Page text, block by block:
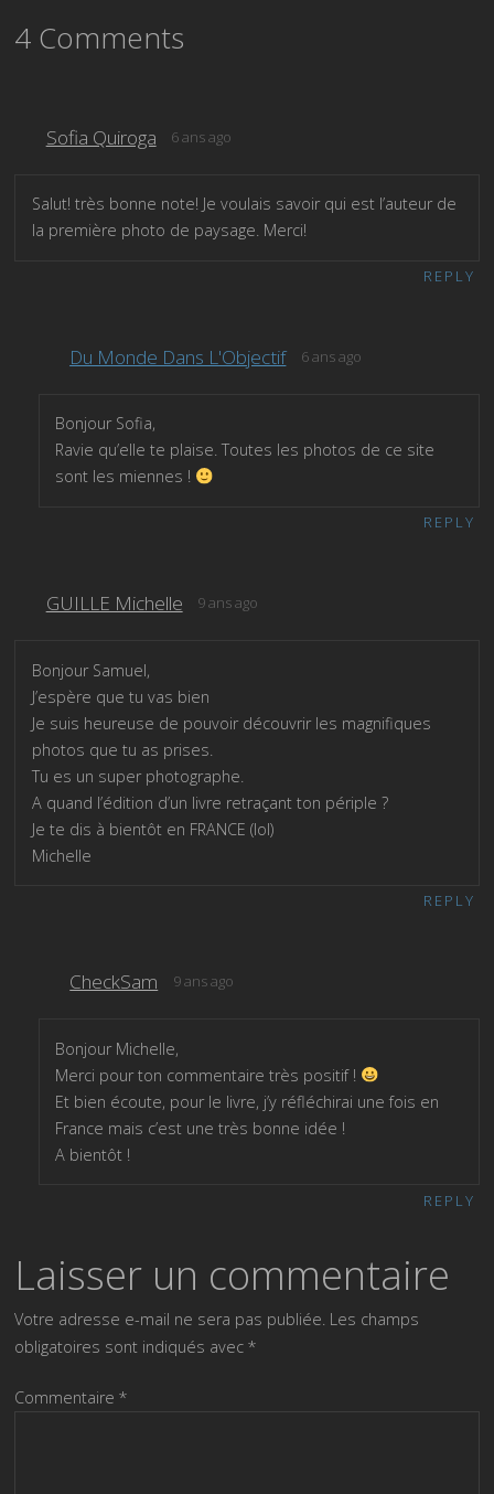
4 Comments
Sofia Quiroga 6 ans ago
Salut! très bonne note! Je voulais savoir qui est l’auteur de
la première photo de paysage. Merci!
REPLY
Du Monde Dans L'Objectif 6 ans ago
Bonjour Sofia,
Ravie qu’elle te plaise. Toutes les photos de ce site
sont les miennes !
REPLY
GUILLE Michelle 9 ans ago
Bonjour Samuel,
J’espère que tu vas bien
Je suis heureuse de pouvoir découvrir les magnifiques
photos que tu as prises.
Tu es un super photographe.
A quand l’édition d’un livre retraçant ton périple ?
Je te dis à bientôt en FRANCE (lol)
Michelle
REPLY
CheckSam 9 ans ago
Bonjour Michelle,
Merci pour ton commentaire très positif !
Et bien écoute, pour le livre, j’y réfléchirai une fois en
France mais c’est une très bonne idée !
A bientôt !
REPLY
Laisser un commentaire
Votre adresse e-mail ne sera pas publiée. Les champs
obligatoires sont indiqués avec*
Commentaire*